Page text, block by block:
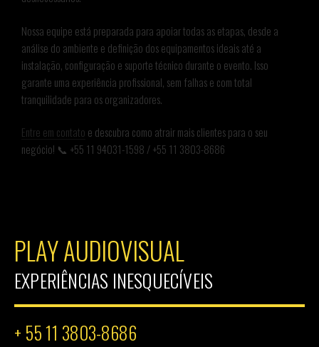
Nossa equipe está preparada para apoiar todas as etapas, desde a
análise do ambiente e definição dos equipamentos ideais até a
instalação, configuração e suporte técnico durante o evento. Isso
garante uma experiência profissional, sem falhas e com total
tranquilidade para os organizadores.
Entre em contato e descubra como atrair mais clientes para o seu
negócio! 📞 +55 11 94031-1598 / +55 11 3803-8686
PLAY AUDIOVISUAL
EXPERIÊNCIAS INESQUECÍVEIS
+ 55 11 3803-8686